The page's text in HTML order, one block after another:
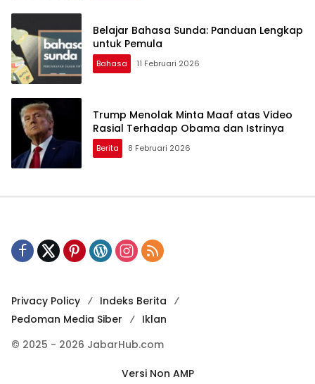
Belajar Bahasa Sunda: Panduan Lengkap
untuk Pemula
Bahasa 11 Februari 2026
Trump Menolak Minta Maaf atas Video
Rasial Terhadap Obama dan Istrinya
Berita 8 Februari 2026
Privacy Policy
Indeks Berita
Pedoman Media Siber
Iklan
© 2025 - 2026 JabarHub.com
Versi Non AMP